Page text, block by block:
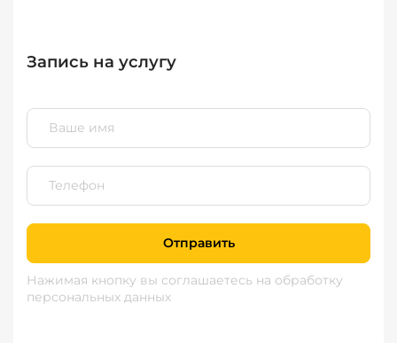
Запись на услугу
Отправить
Нажимая кнопку вы соглашаетесь на обработку
персональных данных